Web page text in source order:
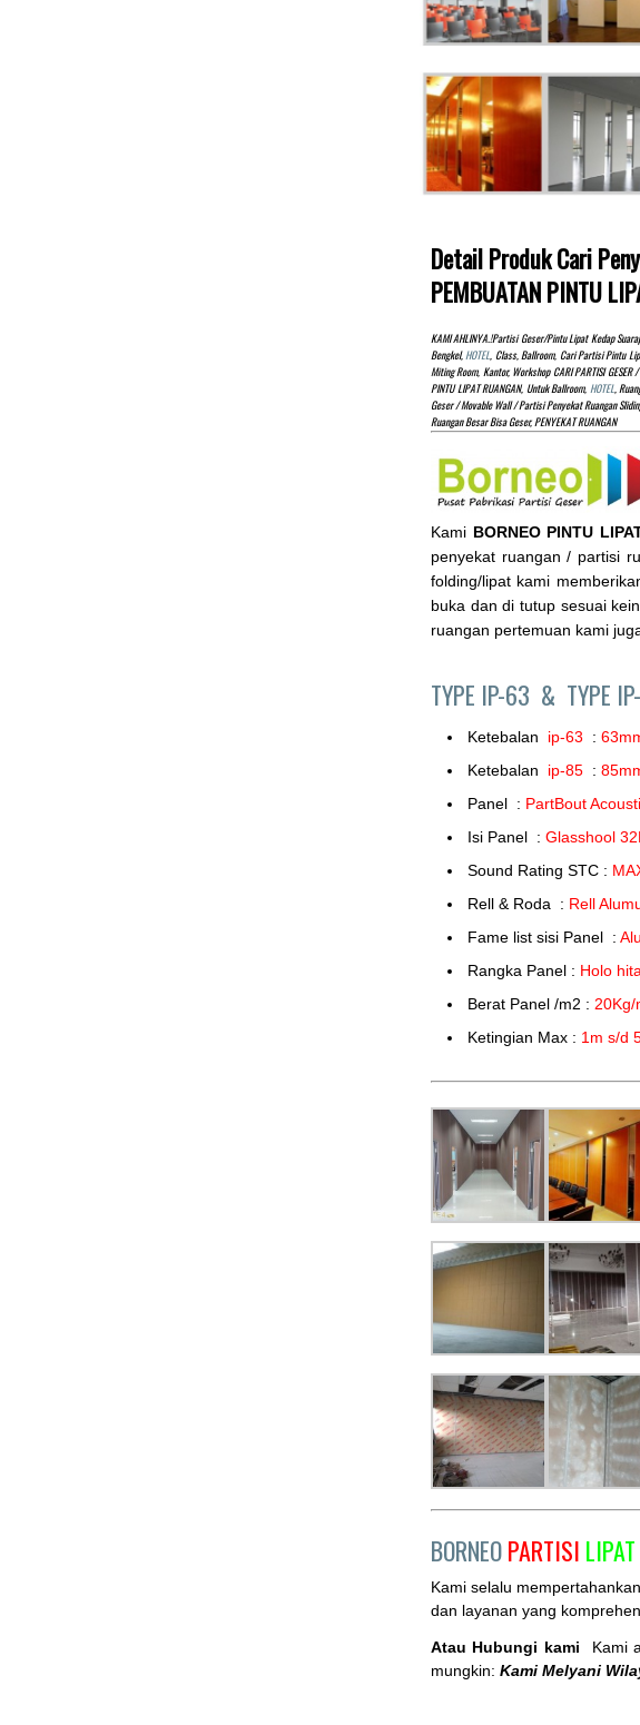
Detail Produk Cari
PEMBUATAN PINTU
KAMI AHLINYA.!partisi Geser/pintu Lipat Kedap
Bengkel, HOTEL , Class, Ballroom, Cari Partisi Pintu
Miting Room, Kantor, Workshop CARI PARTISI
PINTU LIPAT RUANGAN, Untuk Ballroom, HOTEL,
Geser / Movable Wall / Partisi Penyekat Ruangan
Ruangan Besar Bisa Geser, PENYEKAT RUANGAN
Kami BORNEO PINTU
penyekat ruangan / partisi
folding/lipat kami
buka dan di tutup sesuai
ruangan pertemuan kami
TYPE IP-63 & TYPE
Ketebalan ip-63 :
Ketebalan ip-85 :
Panel : PartBout
Isi Panel : Glasshool
Sound Rating STC :
Rell & Roda : Rell
Fame list sisi Panel :
Rangka Panel : Holo
Berat Panel /m2 : 20Kg/
Ketingian Max : 1m s/d
BORNEOPARTISI LIPAT
Kami selalu
dan layanan yang
Atau Hubungi kami
Kami
mungkin: Kami Melyani